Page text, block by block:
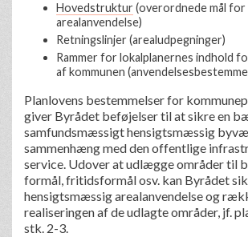
Hovedstruktur(overordnede mål for
arealanvendelse)
Retningslinjer (arealudpegninger)
Rammer for lokalplanernes indhold
af kommunen
Planlovens bestemmelser for
giver Byrådet beføjelser til at sikre en
samfundsmæssigt hensigtsmæssig
sammenhæng med den offentlige
service. Udover at udlægge områder til
formål, fritidsformål osv. kan Byrådet
hensigtsmæssig arealanvendelse og
realiseringen af de udlagte områder, jf.
stk. 2-3.